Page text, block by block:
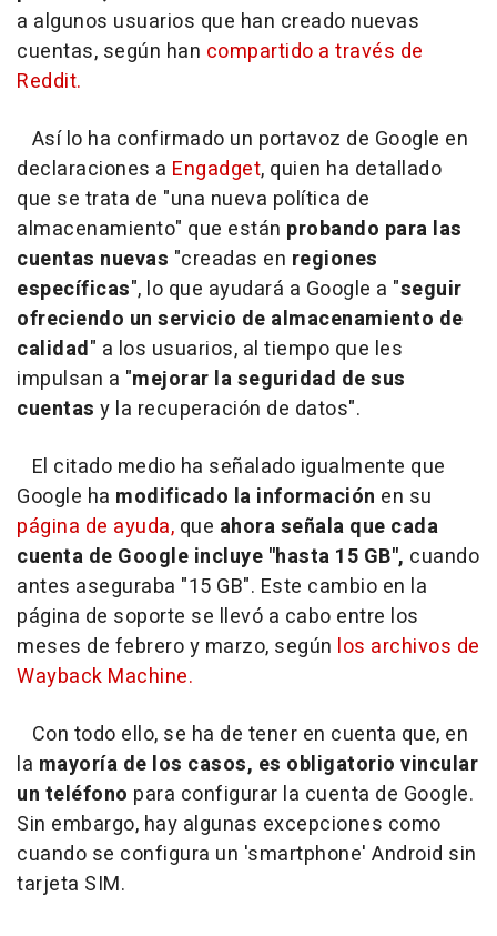
a algunos usuarios que han creado nuevas
cuentas, según han compartido a través de
Reddit.
Así lo ha confirmado un portavoz de Google en
declaraciones a Engadget, quien ha detallado
que se trata de "una nueva política de
almacenamiento" que están probando para las
cuentas nuevas "creadas en regiones
específicas", lo que ayudará a Google a "seguir
ofreciendo un servicio de almacenamiento de
calidad" a los usuarios, al tiempo que les
impulsan a "mejorar la seguridad de sus
cuentas y la recuperación de datos".
El citado medio ha señalado igualmente que
Google ha modificado la información en su
página de ayuda, que ahora señala que cada
cuenta de Google incluye "hasta 15 GB", cuando
antes aseguraba "15 GB". Este cambio en la
página de soporte se llevó a cabo entre los
meses de febrero y marzo, según los archivos de
Wayback Machine.
Con todo ello, se ha de tener en cuenta que, en
la mayoría de los casos, es obligatorio vincular
un teléfono para configurar la cuenta de Google.
Sin embargo, hay algunas excepciones como
cuando se configura un 'smartphone' Android sin
tarjeta SIM.